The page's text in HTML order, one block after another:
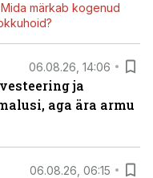
märkab kogenud
06.08.26, 14:06
ja
aga ära armu
06.08.26, 06:15